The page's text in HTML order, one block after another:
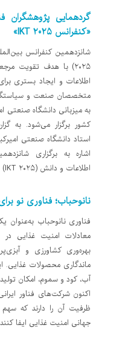
«کنفرانس IKT ۲۰۲۵»
۲۰۲۵) با هدف تقویت
اطلاعات و ایجاد بستری
کشور برگزار می‌شود. به
استاد دانشگاه صنعتی
اشاره به برگزاری
اطلاعات و دانش (IKT ۲۰۲۵)
نانوحباب؛ فناوری نو
فناوری نانوحباب به‌عنوان
معادلات امنیت غذایی در
بهره‌وری کشاورزی و
ماندگاری محصولات غذایی.
آب، کود و سموم، امکان تولید
اکنون شرکت‌های فناور
ظرفیت آن را دارند که
جهانی امنیت غذایی ایفا